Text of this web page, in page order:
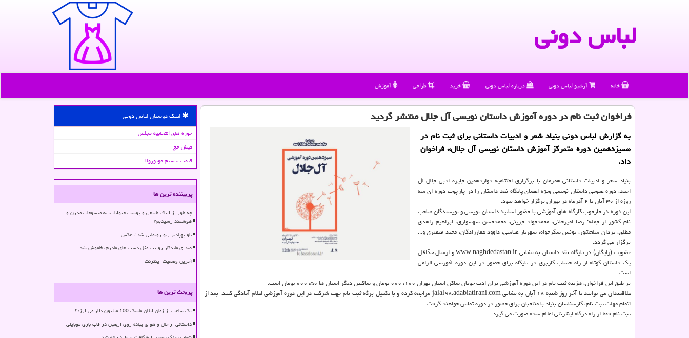
لباس دونی
خانه آرشیو لباس دونی درباره لباس دونی خرید طراحی آموزش
فراخوان ثبت نام در دوره آموزش داستان نویسی آل جلال منتشر گردید
به گزارش لباس دونی بنیاد شعر و ادبیات داستانی برای ثبت نام در
«سیزدهمین دوره متمركز آموزش داستان نویسی آل جلال» فراخوان
داد.
بنیاد شعر و ادبیات داستانی همزمان با برگزاری اختتامیه دوازدهمین جایزه ادبی جلال آل
احمد، دوره عمومی داستان نویسی ویژه اعضای پایگاه نقد داستان را در چارچوب دوره ای سه
روزه از ۳۰ آبان تا ۲ آذرماه در تهران برگزار خواهد نمود.
این دوره در چارچوب كارگاه های آموزشی با حضور اساتید داستان نویسی و نویسندگان صاحب
نام كشور از جمله: رضا امیرخانی، محمدجواد جزینی، محمدحسن شهسواری، ابراهیم زاهدی
مطلق، یزدان سلحشور، یونس شكرخواه، شهریار عباسی، داوود غفارزادگان، مجید قیصری و...
برگزار می گردد.
عضویت (رایگان) در پایگاه نقد داستان به نشانی www.naghdedastan.ir و ارسال حدّاقل
یك داستان كوتاه از راه حساب كاربری در پایگاه برای حضور در این دوره آموزشی الزامی
است.
بر طبق این فراخوان، هزینه ثبت نام در این دوره آموزشی برای ادب جویان ساكن استان تهران ۱۰۰، ۰۰۰ تومان و ساكنین دیگر استان ها ۵۰، ۰۰۰ تومان است.
علاقمندان می توانند تا آخر روز شنبه ۱۸ آبان به نشانی jalal۹۸.adabiatirani.com مراجعه كرده و با تكمیل برگه ثبت نام جهت شركت در این دوره آموزشی اعلام آمادگی كنند. بعد از
اتمام مهلت ثبت نام، كارشناسان بنیاد با منتخبان برای حضور در دوره تماس خواهند گرفت.
ثبت نام فقط از راه درگاه اینترنتی اعلام شده صورت می گیرد.
لینک دوستان لباس دونی
حوزه های انتخابیه مجلس
فیش حج
قیمت بیسیم موتورولا
پربیننده ترین ها
چه طور از الیاف طبیعی و پوست حیوانات، به منسوجات مدرن و
هوشمند رسیدیم؟
ناو پهپادبر رنو رونمایی شد!، عکس
صدای ماندگار روایت مثل دست های مادرم، خاموش شد
آخرین وضعیت اینترنت
پربحث ترین ها
یک ساعت از زمان ایلان ماسک 100 میلیون دلار می ارزد؟
داستانی از حال و هوای پیاده روی اربعین در قاب بازی موبایلی